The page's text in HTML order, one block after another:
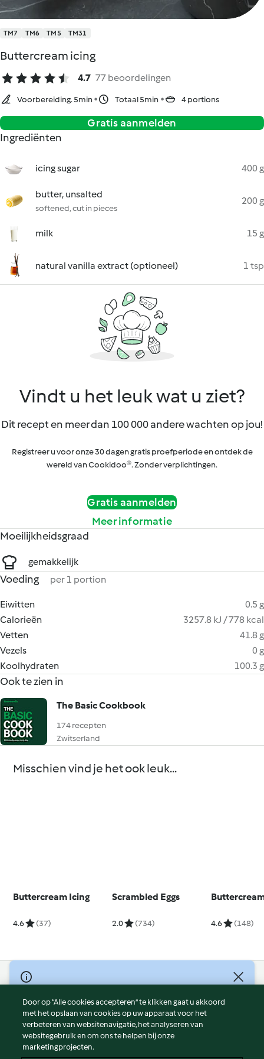
TM7 TM6 TM5 TM31
Buttercream icing
4.7 77 beoordelingen
Voorbereiding. 5min Totaal 5min 4 portions
Gratis aanmelden
Ingrediënten
icing sugar 400 g
butter, unsalted
softened, cut in pieces
200 g
milk 15 g
natural vanilla extract (optioneel) 1 tsp
Vindt u het leuk wat u ziet?
Dit recept en meer dan 100 000 andere wachten op jou!
Registreer u voor onze 30 dagen gratis proefperiode en ontdek de
wereld van Cookidoo®. Zonder verplichtingen.
Gratis aanmelden
Meer informatie
Moeilijkheidsgraad
gemakkelijk
Voeding per 1 portion
Eiwitten
0.5 g
Calorieën
3257.8 kJ / 778 kcal
Vetten
41.8 g
Vezels
0 g
Koolhydraten
100.3 g
Ook te zien in
The Basic Cookbook
174 recepten
Zwitserland
Misschien vind je het ook leuk...
Buttercream Icing
4.6 (37)
Scrambled Eggs
2.0 (734) 4.6 (148)
© Copyright 2026
Gebruiksvoorwaarden
Privacybeleid
Disclaimer
Colofon
Door op “Alle cookies accepteren” te klikken gaat u akkoord
met het opslaan van cookies op uw apparaat voor het
verbeteren van websitenavigatie, het analyseren van
websitegebruik en om ons te helpen bij onze
marketingprojecten.